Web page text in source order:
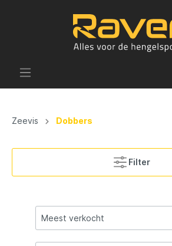
Zeevis Dobbers
Filter